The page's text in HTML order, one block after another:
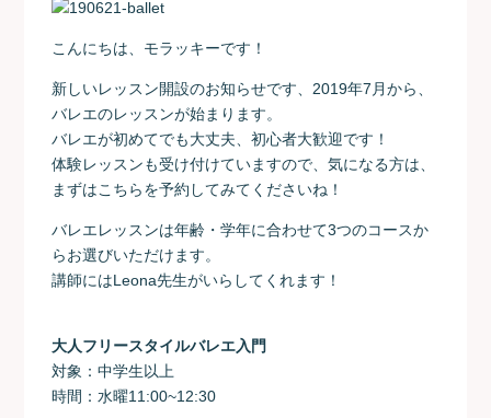
こんにちは、モラッキーです！
新しいレッスン開設のお知らせです、2019年7月から、
バレエのレッスンが始まります。
バレエが初めてでも大丈夫、初心者大歓迎です！
体験レッスンも受け付けていますので、気になる方は、
まずはこちらを予約してみてくださいね！
バレエレッスンは年齢・学年に合わせて3つのコースか
らお選びいただけます。
講師にはLeona先生がいらしてくれます！
大人フリースタイルバレエ入門
対象：中学生以上
時間：水曜11:00~12:30